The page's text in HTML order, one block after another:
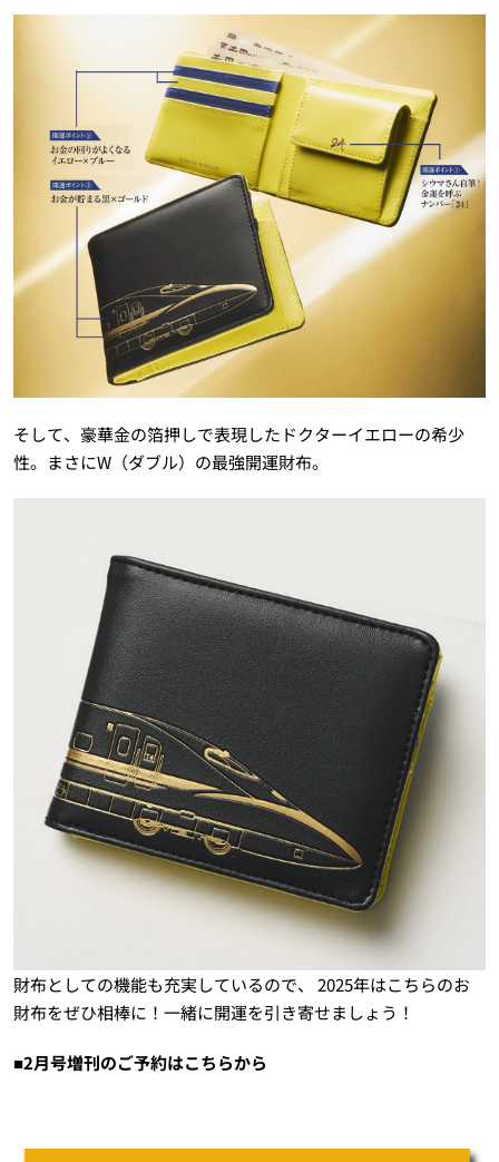
そして、豪華金の箔押しで表現したドクターイエローの希少
性。まさにW（ダブル）の最強開運財布。
財布としての機能も充実しているので、 2025年はこちらのお
財布をぜひ相棒に！一緒に開運を引き寄せましょう！
■2月号増刊のご予約はこちらから